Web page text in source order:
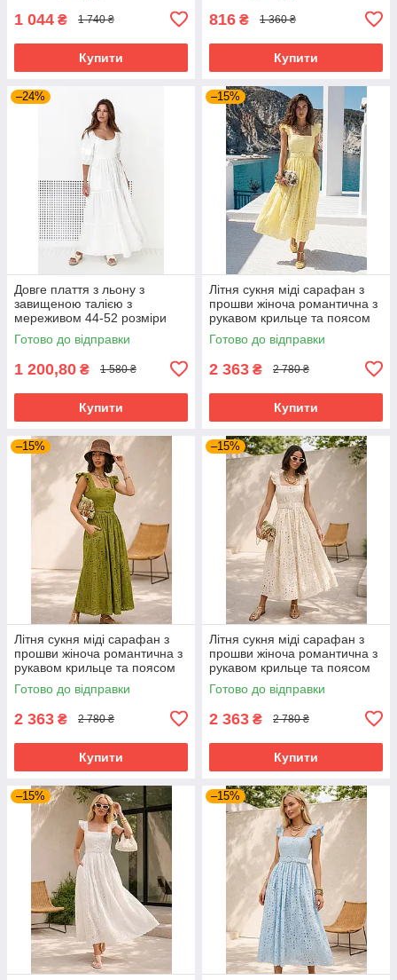
1 044 ₴ 1 740 ₴
Купити
816 ₴ 1 360 ₴
Купити
–24%
Довге плаття з льону з
завищеною талією з
мереживом 44-52 розміри
різні кольори
Готово до відправки
1 200,80 ₴ 1 580 ₴
Купити
–15%
Літня сукня міді сарафан з
прошви жіноча романтична з
рукавом крильце та поясом
42-48 розміри жовта
Готово до відправки
2 363 ₴ 2 780 ₴
Купити
–15%
Літня сукня міді сарафан з
прошви жіноча романтична з
рукавом крильце та поясом
42-48 розміри оливкова
Готово до відправки
2 363 ₴ 2 780 ₴
Купити
–15%
Літня сукня міді сарафан з
прошви жіноча романтична з
рукавом крильце та поясом
42-48 розміри бежева
Готово до відправки
2 363 ₴ 2 780 ₴
Купити
–15% –15%